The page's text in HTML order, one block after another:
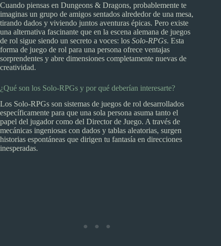
Cuando piensas en Dungeons & Dragons, probablemente te
imaginas un grupo de amigos sentados alrededor de una mesa,
tirando dados y viviendo juntos aventuras épicas. Pero existe
una alternativa fascinante que en la escena alemana de juegos
de rol sigue siendo un secreto a voces: los Solo-RPGs. Esta
forma de juego de rol para una persona ofrece ventajas
sorprendentes y abre dimensiones completamente nuevas de
creatividad.
¿Qué son los Solo-RPGs y por qué deberían interesarte?
Los Solo-RPGs son sistemas de juegos de rol desarrollados
específicamente para que una sola persona asuma tanto el
papel del jugador como del Director de Juego. A través de
mecánicas ingeniosas con dados y tablas aleatorias, surgen
historias espontáneas que dirigen tu fantasía en direcciones
inesperadas.